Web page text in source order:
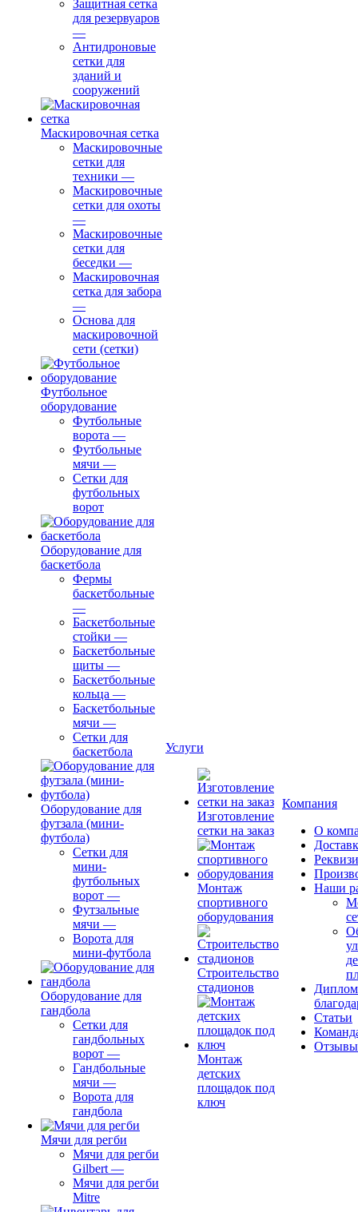
Защитная сетка
для резервуаров
—
Антидроновые
сетки для
зданий и
сооружений
Маскировочная сетка
Маскировочные
сетки для
техники —
Маскировочные
сетки для охоты
—
Маскировочные
сетки для
беседки —
Маскировочная
сетка для забора
—
Основа для
маскировочной
сети (сетки)
Футбольное
оборудование
Футбольные
ворота —
Футбольные
мячи —
Сетки для
футбольных
ворот
Оборудование для
баскетбола
Фермы
баскетбольные
—
Баскетбольные
стойки —
Баскетбольные
щиты —
Баскетбольные
кольца —
Баскетбольные
мячи —
Сетки для
баскетбола
Оборудование для
футзала (мини-
футбола)
Сетки для
мини-
футбольных
ворот —
Футзальные
мячи —
Ворота для
мини-футбола
Оборудование для
гандбола
Сетки для
гандбольных
ворот —
Гандбольные
мячи —
Ворота для
гандбола
Мячи для регби
Мячи для регби
Gilbert —
Мячи для регби
Mitre
Услуги
Изготовление
сетки на заказ
Монтаж
спортивного
оборудования
Строительство
стадионов
Монтаж
детских
площадок под
ключ
Компания
О
Наши
Статьи
Отзывы